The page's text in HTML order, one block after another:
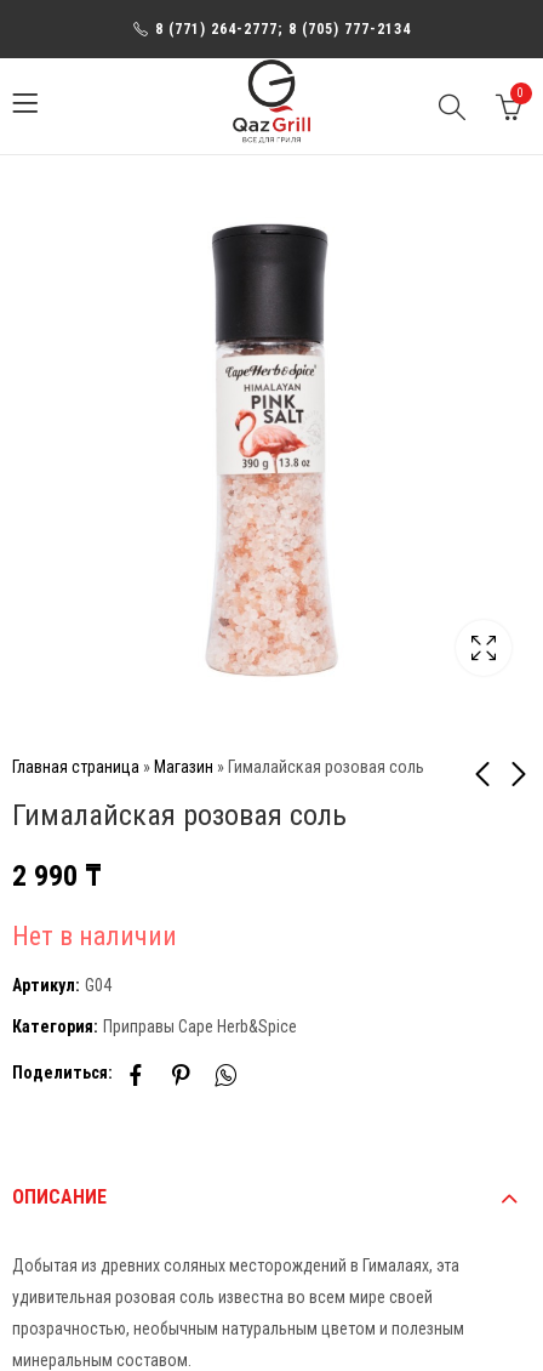
8 (771) 264-2777; 8 (705) 777-2134
0
Главная страница » Магазин » Гималайская розовая соль
Гималайская розовая соль
2 990 ₸
Нет в наличии
Артикул: G04
Категория: Приправы Cape Herb&Spice
Поделиться:
ОПИСАНИЕ
Добытая из древних соляных месторождений в Гималаях, эта
удивительная розовая соль известна во всем мире своей
прозрачностью, необычным натуральным цветом и полезным
минеральным составом.